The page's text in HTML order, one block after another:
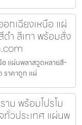
กเฉียงเหนือ แผ่
ำ สีเทา พร้อมสั่ง
แผ่นพลาสวูดหลายสี-
ราคาถูก แผ่
ม พร้อมโปรโม
วประเทศ แผ่นพ